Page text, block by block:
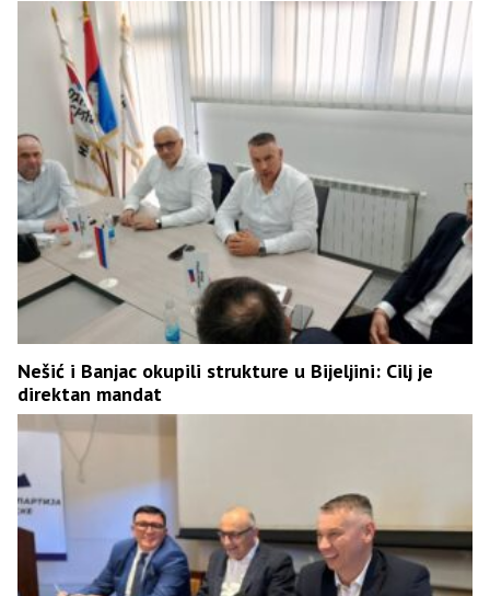
Nešić i Banjac okupili strukture u Bijeljini: Cilj je
direktan mandat